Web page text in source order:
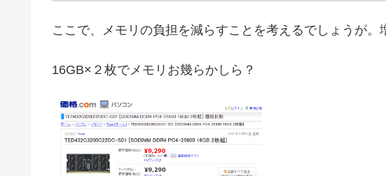
ここで、メモリの負担を減らすことを考えるでしょうが。
16GB×２枚でメモリお幾らかしら？